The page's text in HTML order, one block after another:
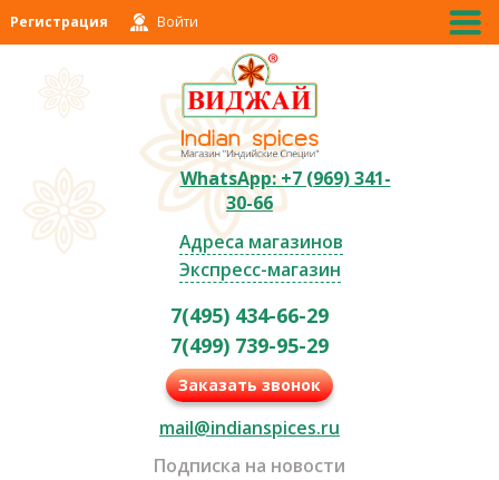
Регистрация Войти
WhatsApp: +7 (969) 341-
30-66
Адреса магазинов
Экспресс-магазин
7(495) 434-66-29
7(499) 739-95-29
Заказать звонок
mail@indianspices.ru
Подписка на новости